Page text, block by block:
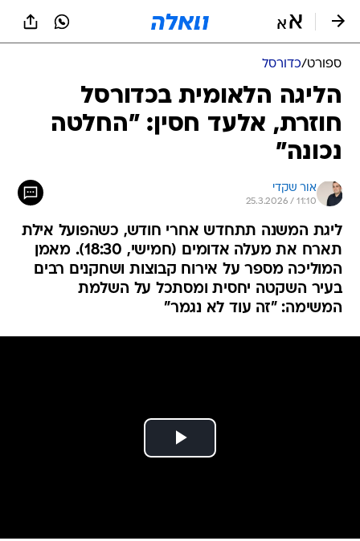
ספורט/כדורסל
הליגה הלאומית בכדורסל
חוזרת, אלעד חסין: "החלטה
נכונה"
אור שקדי
25.3.2026 / 11:10
ליגת המשנה תתחדש אחרי חודש, כשהפועל אילת
תארח את מעלה אדומים (חמישי, 18:30). מאמן
המוליכה מספר על אירוח קבוצות ושחקנים רבים
בעיר השקטה יחסית ומסתכל על השלמת
המשימה: "זה עוד לא נגמר"